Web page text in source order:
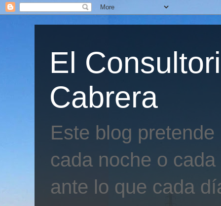
El
Cabrera
Este blog
cada noche o
ante lo que cada